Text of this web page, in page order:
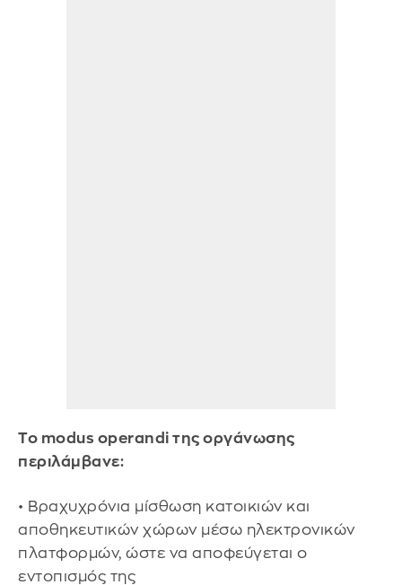
Το modus operandi της οργάνωσης
περιλάμβανε:
• Βραχυχρόνια μίσθωση κατοικιών και
αποθηκευτικών χώρων μέσω ηλεκτρονικών
πλατφορμών, ώστε να αποφεύγεται ο
εντοπισμός της